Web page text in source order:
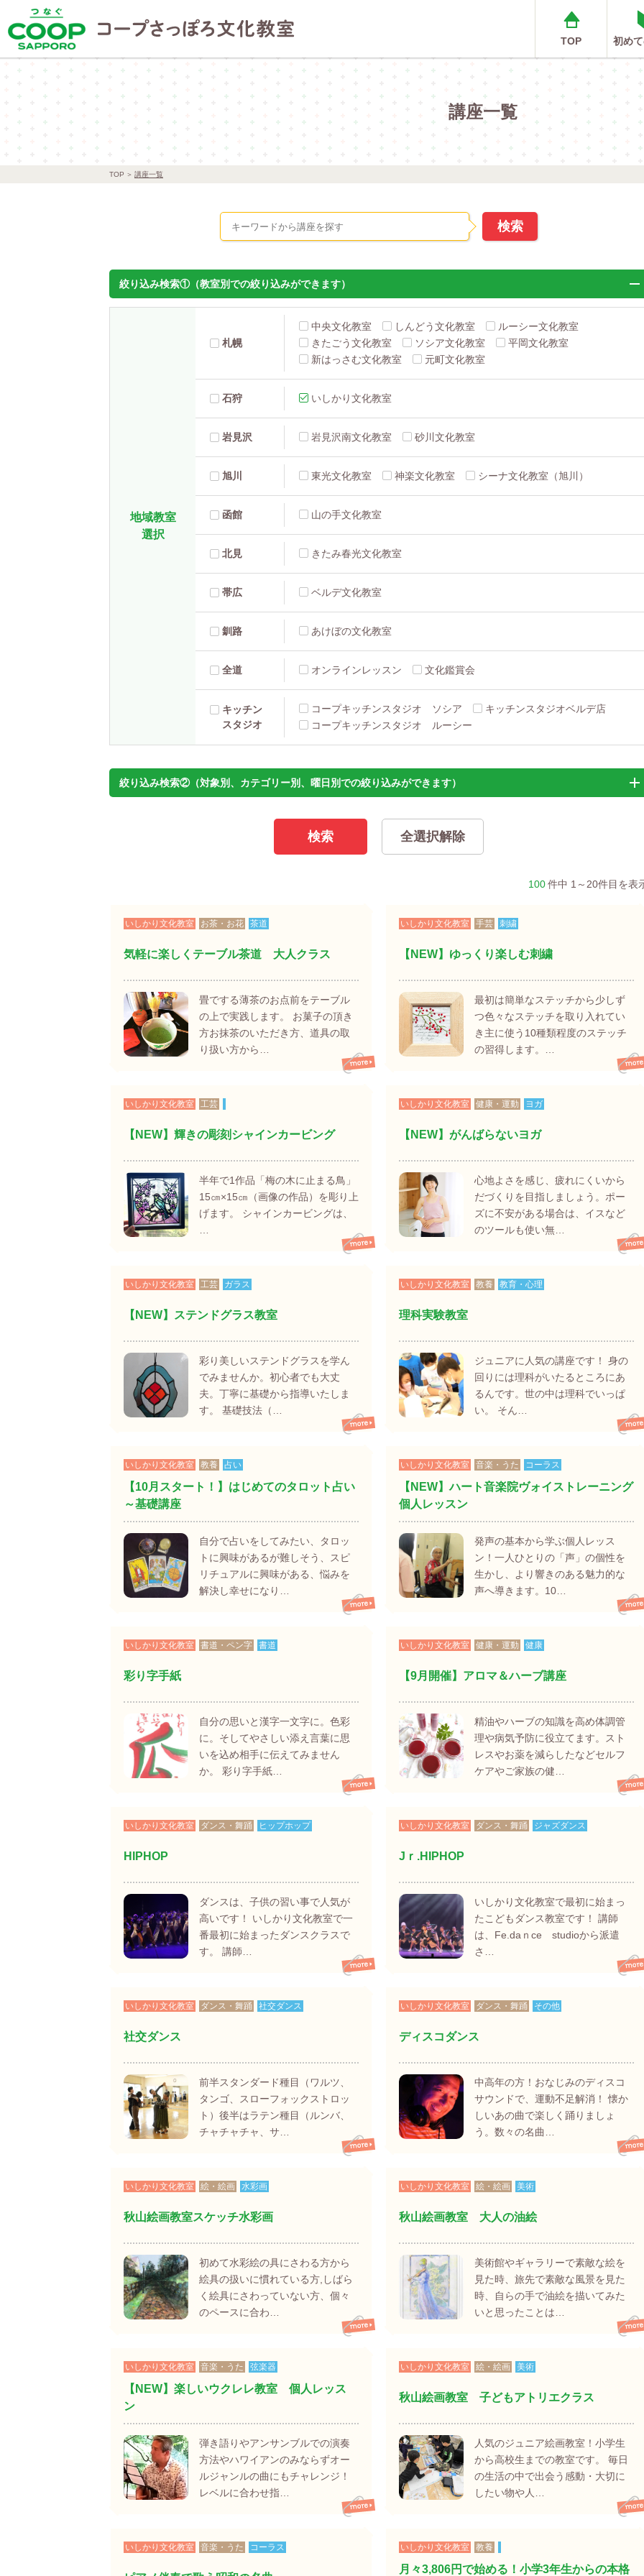
TOP 初め
講座一覧
TOP 講座一覧
絞り込み検索①（教室別での絞り込みができます）
地域教室
選択
札幌
中央文化教室 しんどう文化教室
ルーシー文化教室
きたごう文化教室
ソシア文化教室
平岡文化教室
新はっさむ文化教室
元町文化教室
石狩 いしかり文化教室
岩見沢 岩見沢南文化教室 砂川文化教室
旭川 東光文化教室 神楽文化教室 シーナ文化教室（旭川）
函館 山の手文化教室
北見 きたみ春光文化教室
帯広 ベルデ文化教室
釧路 あけぼの文化教室
全道 オンラインレッスン 文化鑑賞会
キッチン
スタジオ
コープキッチンスタジオ ソシア
キッチンスタジオベルデ店
コープキッチンスタジオ ルーシー
絞り込み検索②（対象別、カテゴリー別、曜日別での絞り込みができます）
100件中 1～20件目を表
いしかり文化教室 お茶・お花 茶道
気軽に楽しくテーブル茶道 大人クラス
畳でする薄茶のお点前をテーブル
の上で実践します。 お菓子の頂き
方お抹茶のいただき方、道具の取
り扱い方から…
いしかり文化教室 手芸 刺繍
【NEW】ゆっくり楽しむ刺繍
最初は簡単なステッチから少しず
つ色々なステッチを取り入れてい
き主に使う10種類程度のステッチ
の習得します。…
いしかり文化教室 工芸
【NEW】輝きの彫刻シャインカービング
半年で1作品「梅の木に止まる鳥」
15㎝×15㎝（画像の作品）を彫り上
げます。 シャインカービングは、
いしかり文化教室 健康・運動 ヨガ
【NEW】がんばらないヨガ
心地よさを感じ、疲れにくいから
だづくりを目指しましょう。ポー
ズに不安がある場合は、イスなど
のツールも使い無…
いしかり文化教室 工芸 ガラス
【NEW】ステンドグラス教室
彩り美しいステンドグラスを学ん
でみませんか。初心者でも大丈
夫。丁寧に基礎から指導いたしま
す。 基礎技法（…
いしかり文化教室 教養 教育・心理
理科実験教室
ジュニアに人気の講座です！ 身の
回りには理科がいたるところにあ
るんです。世の中は理科でいっぱ
い。 そん…
いしかり文化教室 教養 占い
【10月スタート！】はじめてのタロット占い
～基礎講座
自分で占いをしてみたい、タロッ
トに興味があるが難しそう、スピ
リチュアルに興味がある、悩みを
解決し幸せになり…
いしかり文化教室 音楽・うた コーラス
【NEW】ハート音楽院ヴォイストレーニング
個人レッスン
発声の基本から学ぶ個人レッス
ン！一人ひとりの「声」の個性を
生かし、より響きのある魅力的な
声へ導きます。10…
いしかり文化教室 書道・ペン字 書道
彩り字手紙
自分の思いと漢字一文字に。色彩
に。そしてやさしい添え言葉に思
いを込め相手に伝えてみません
か。 彩り字手紙…
いしかり文化教室 健康・運動 健康
【9月開催】アロマ＆ハーブ講座
精油やハーブの知識を高め体調管
理や病気予防に役立てます。スト
レスやお薬を減らしたなどセルフ
ケアやご家族の健…
いしかり文化教室 ダンス・舞踊 ヒップホップ
HIPHOP
ダンスは、子供の習い事で人気が
高いです！ いしかり文化教室で一
番最初に始まったダンスクラスで
す。 講師…
いしかり文化教室 ダンス・舞踊 ジャズダンス
Jｒ.HIPHOP
いしかり文化教室で最初に始まっ
たこどもダンス教室です！ 講師
は、Fe.daｎce studioから派遣
さ…
いしかり文化教室 ダンス・舞踊 社交ダンス
社交ダンス
前半スタンダード種目（ワルツ、
タンゴ、スローフォックストロッ
ト）後半はラテン種目（ルンバ、
チャチャチャ、サ…
いしかり文化教室 ダンス・舞踊 その他
ディスコダンス
中高年の方！おなじみのディスコ
サウンドで、運動不足解消！ 懐か
しいあの曲で楽しく踊りましょ
う。数々の名曲…
いしかり文化教室 絵・絵画 水彩画
秋山絵画教室スケッチ水彩画
初めて水彩絵の具にさわる方から
絵具の扱いに慣れている方,しばら
く絵具にさわっていない方、個々
のペースに合わ…
いしかり文化教室 絵・絵画 美術
秋山絵画教室 大人の油絵
美術館やギャラリーで素敵な絵を
見た時、旅先で素敵な風景を見た
時、自らの手で油絵を描いてみた
いと思ったことは…
いしかり文化教室 音楽・うた 弦楽器
【NEW】楽しいウクレレ教室 個人レッス
ン
弾き語りやアンサンブルでの演奏
方法やハワイアンのみならずオー
ルジャンルの曲にもチャレンジ！
レベルに合わせ指…
いしかり文化教室 絵・絵画 美術
秋山絵画教室 子どもアトリエクラス
人気のジュニア絵画教室！小学生
から高校生までの教室です。 毎日
の生活の中で出会う感動・大切に
したい物や人…
いしかり文化教室 音楽・うた コーラス いしかり文化教室 教養
月々3,806円で始める！小学3年生からの本格